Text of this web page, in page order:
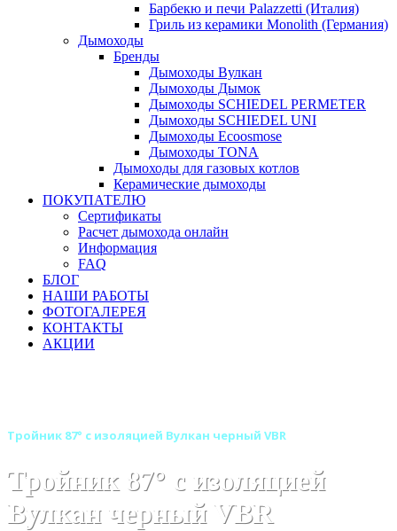
Барбекю и печи Palazzetti (Италия)
Гриль из керамики Monolith (Германия)
Дымоходы
Бренды
Дымоходы Вулкан
Дымоходы Дымок
Дымоходы SCHIEDEL PERMETER
Дымоходы SCHIEDEL UNI
Дымоходы Ecoosmose
Дымоходы TONA
Дымоходы для газовых котлов
Керамические дымоходы
ПОКУПАТЕЛЮ
Сертификаты
Расчет дымохода онлайн
Информация
FAQ
БЛОГ
НАШИ РАБОТЫ
ФОТОГАЛЕРЕЯ
КОНТАКТЫ
АКЦИИ
Тройник 87° с изоляцией Вулкан черный VBR
Тройник 87° с изоляцией
Вулкан черный VBR